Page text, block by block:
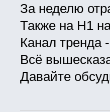
За неделю
Также на H1
Канал тренда
Всё
Давайте